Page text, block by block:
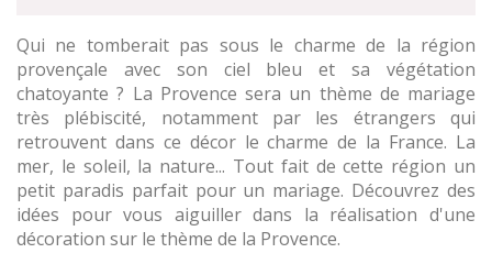
Qui ne tomberait pas sous le charme de la région
provençale avec son ciel bleu et sa végétation
chatoyante ? La Provence sera un thème de mariage
très plébiscité, notamment par les étrangers qui
retrouvent dans ce décor le charme de la France. La
mer, le soleil, la nature... Tout fait de cette région un
petit paradis parfait pour un mariage. Découvrez des
idées pour vous aiguiller dans la réalisation d'une
décoration sur le thème de la Provence.